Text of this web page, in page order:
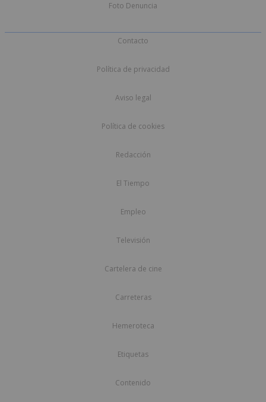
Foto Denuncia
Contacto
Política de privacidad
Aviso legal
Política de cookies
Redacción
El Tiempo
Empleo
Televisión
Cartelera de cine
Carreteras
Hemeroteca
Etiquetas
Contenido